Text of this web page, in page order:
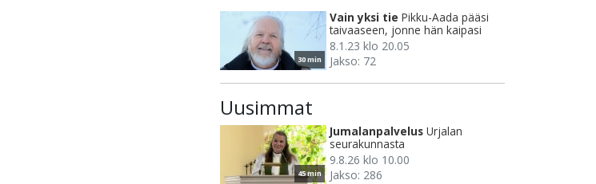
30 min
Vain yksi tie Pikku-Aada pääsi
taivaaseen, jonne hän kaipasi
8.1.23 klo 20.05
Jakso: 72
Uusimmat
45 min
Jumalanpalvelus Urjalan
seurakunnasta
9.8.26 klo 10.00
Jakso: 286